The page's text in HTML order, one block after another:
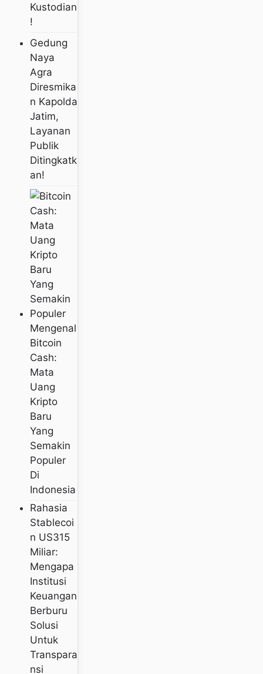
Kustodian
!
Gedung
Naya
Agra
Diresmika
N Kapolda
Jatim,
Layanan
Publik
Ditingkatk
An!
Mengenal
Bitcoin
Cash:
Mata
Uang
Kripto
Baru
Yang
Semakin
Populer
Di
Indonesia
Rahasia
Stablecoi
N US315
Miliar:
Mengapa
Institusi
Keuangan
Berburu
Solusi
Untuk
Transpara
Nsi